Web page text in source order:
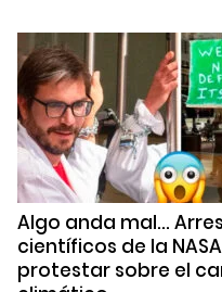
Algo anda mal…
científicos de la
protestar sobre el